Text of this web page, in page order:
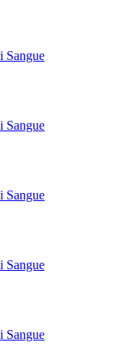
Sangue
Sangue
Sangue
Sangue
Sangue